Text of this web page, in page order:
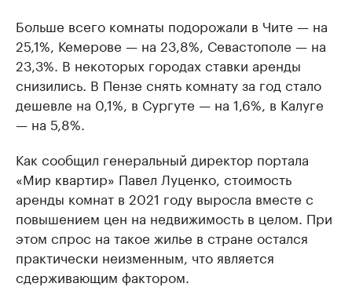
Больше всего комнаты подорожали в Чите — на
25,1%, Кемерове — на 23,8%, Севастополе — на
23,3%. В некоторых городах ставки аренды
снизились. В Пензе снять комнату за год стало
дешевле на 0,1%, в Сургуте — на 1,6%, в Калуге
— на 5,8%.
Как сообщил генеральный директор портала
«Мир квартир» Павел Луценко, стоимость
аренды комнат в 2021 году выросла вместе с
повышением цен на недвижимость в целом. При
этом спрос на такое жилье в стране остался
практически неизменным, что является
сдерживающим фактором.